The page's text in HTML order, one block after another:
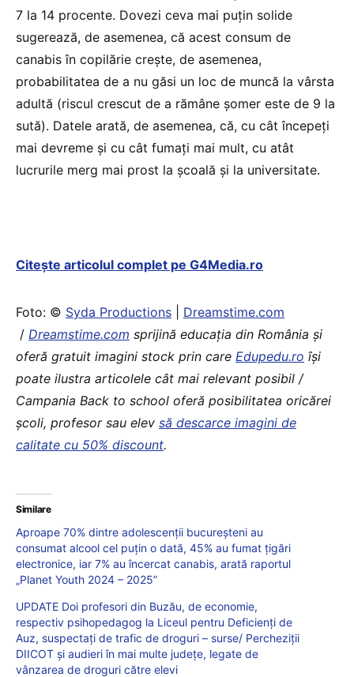
7 la 14 procente. Dovezi ceva mai puțin solide
sugerează, de asemenea, că acest consum de
canabis în copilărie crește, de asemenea,
probabilitatea de a nu găsi un loc de muncă la vârsta
adultă (riscul crescut de a rămâne șomer este de 9 la
sută). Datele arată, de asemenea, că, cu cât începeți
mai devreme și cu cât fumați mai mult, cu atât
lucrurile merg mai prost la școală și la universitate.
Citește articolul complet pe G4Media.ro
Foto: © Syda Productions
Dreamstime.com
/ Dreamstime.com sprijină educaţia din România şi
oferă gratuit imagini stock prin care Edupedu.ro îşi
poate ilustra articolele cât mai relevant posibil /
Campania Back to school oferă posibilitatea oricărei
școli, profesor sau elev să descarce imagini de
calitate cu 50% discount.
Similare
Aproape 70% dintre adolescenții bucureșteni au
consumat alcool cel puțin o dată, 45% au fumat țigări
electronice, iar 7% au încercat canabis, arată raportul
„Planet Youth 2024 – 2025”
UPDATE Doi profesori din Buzău, de economie,
respectiv psihopedagog la Liceul pentru Deficienți de
Auz, suspectați de trafic de droguri – surse/ Percheziții
DIICOT și audieri în mai multe județe, legate de
vânzarea de droguri către elevi